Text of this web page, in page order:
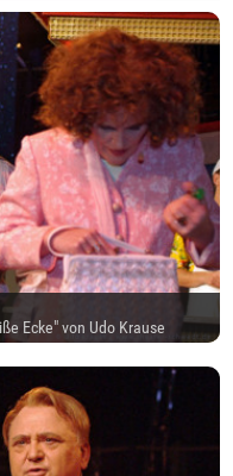
Ecke" von Udo Krause